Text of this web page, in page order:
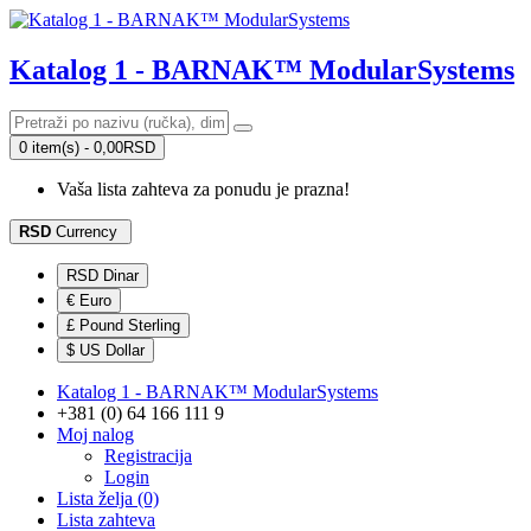
Katalog 1 - BARNAK™ ModularSystems
0 item(s) - 0,00RSD
Vaša lista zahteva za ponudu je prazna!
RSD Currency
RSD Dinar
€ Euro
£ Pound Sterling
$ US Dollar
Katalog 1 - BARNAK™ ModularSystems
+381 (0) 64 166 111 9
Moj nalog
Registracija
Login
Lista želja (0)
Lista zahteva